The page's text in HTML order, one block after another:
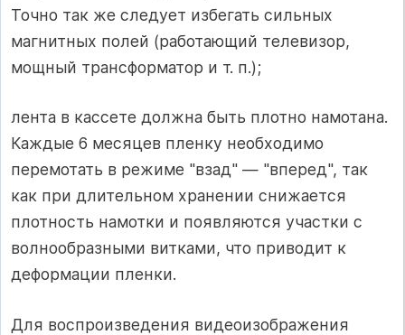
Точно так же следует избегать сильных
магнитных полей (работающий телевизор,
мощный трансформатор и т. п.);
лента в кассете должна быть плотно намотана.
Каждые 6 месяцев пленку необходимо
перемотать в режиме "взад" — "вперед", так
как при длительном хранении снижается
плотность намотки и появляются участки с
волнообразными витками, что приводит к
деформации пленки.
Для воспроизведения видеоизображения